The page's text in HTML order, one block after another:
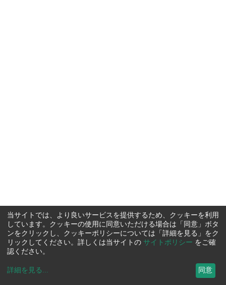
当サイトでは、より良いサービスを提供するため、クッキーを利用
しています。クッキーの使用に同意いただける場合は「同意」ボタ
ンをクリックし、クッキーポリシーについては「詳細を見る」をク
リックしてください。詳しくは当サイトの サイトポリシー をご確
認ください。
詳細を見る ... 同意